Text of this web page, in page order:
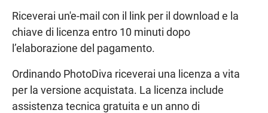
Riceverai un'e-mail con il link per il download e la
chiave di licenza entro 10 minuti dopo
l’elaborazione del pagamento.
Ordinando PhotoDiva riceverai una licenza a vita
per la versione acquistata. La licenza include
assistenza tecnica gratuita e un anno di